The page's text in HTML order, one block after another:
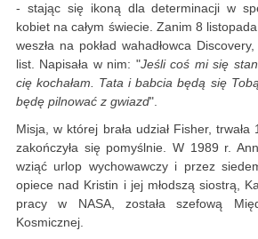
- stając się ikoną dla determinacji w
kobiet na całym świecie. Zanim 8
weszła na pokład wahadłowca
list. Napisała w nim: "Jeśli coś mi się
cię kochałam. Tata i babcia będą się
będę pilnować z gwiazd".
Misja, w której brała udział Fisher,
zakończyła się pomyślnie. W 1989 r.
wziąć urlop wychowawczy i przez
opiece nad Kristin i jej młodszą siostrą,
pracy w NASA, została szefową
Kosmicznej.